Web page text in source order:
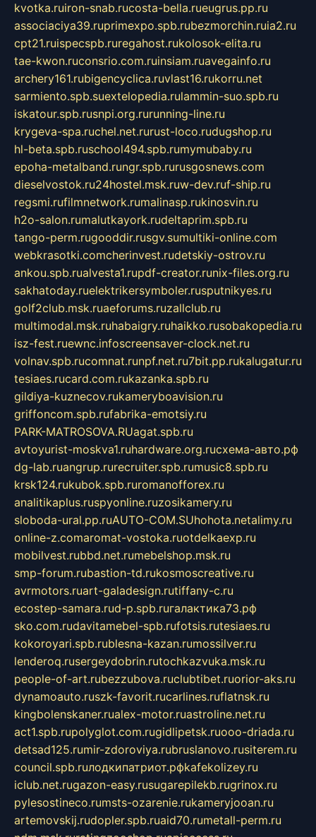
kvotka.ruiron-snab.rucosta-bella.rueugrus.pp.ru
associaciya39.ruprimexpo.spb.rubezmorchin.ruia2.ru
cpt21.ruispecspb.ruregahost.rukolosok-elita.ru
tae-kwon.ruconsrio.com.ruinsiam.ruavegainfo.ru
archery161.rubigencyclica.ruvlast16.rukorru.net
sarmiento.spb.suextelopedia.rulammin-suo.spb.ru
iskatour.spb.rusnpi.org.rurunning-line.ru
krygeva-spa.ruchel.net.rurust-loco.rudugshop.ru
hl-beta.spb.ruschool494.spb.rumymubaby.ru
epoha-metalband.rungr.spb.rurusgosnews.com
dieselvostok.ru24hostel.msk.ruw-dev.ruf-ship.ru
regsmi.rufilmnetwork.rumalinasp.rukinosvin.ru
h2o-salon.rumalutkayork.rudeltaprim.spb.ru
tango-perm.rugooddir.rusgv.sumultiki-online.com
webkrasotki.comcherinvest.rudetskiy-ostrov.ru
ankou.spb.rualvesta1.rupdf-creator.runix-files.org.ru
sakhatoday.ruelektrikersymboler.rusputnikyes.ru
golf2club.msk.ruaeforums.ruzallclub.ru
multimodal.msk.ruhabaigry.ruhaikko.rusobakopedia.ru
isz-fest.ruewnc.infoscreensaver-clock.net.ru
volnav.spb.rucomnat.runpf.net.ru7bit.pp.rukalugatur.ru
tesiaes.rucard.com.rukazanka.spb.ru
gildiya-kuznecov.rukameryboavision.ru
griffoncom.spb.rufabrika-emotsiy.ru
PARK-MATROSOVA.RUagat.spb.ru
avtoyurist-moskva1.ruhardware.org.ruсхема-авто.рф
dg-lab.ruangrup.rurecruiter.spb.rumusic8.spb.ru
krsk124.rukubok.spb.ruromanofforex.ru
analitikaplus.ruspyonline.ruzosikamery.ru
sloboda-ural.pp.ruAUTO-COM.SUhohota.netalimy.ru
online-z.comaromat-vostoka.ruotdelkaexp.ru
mobilvest.rubbd.net.rumebelshop.msk.ru
smp-forum.rubastion-td.rukosmoscreative.ru
avrmotors.ruart-galadesign.rutiffany-c.ru
ecostep-samara.rud-p.spb.ruгалактика73.рф
sko.com.rudavitamebel-spb.rufotsis.rutesiaes.ru
kokoroyari.spb.rublesna-kazan.rumossilver.ru
lenderoq.rusergeydobrin.rutochkazvuka.msk.ru
people-of-art.rubezzubova.ruclubtibet.ruorior-aks.ru
dynamoauto.ruszk-favorit.rucarlines.ruflatnsk.ru
kingbolenskaner.rualex-motor.ruastroline.net.ru
act1.spb.rupolyglot.com.rugidlipetsk.ruooo-driada.ru
detsad125.rumir-zdoroviya.rubruslanovo.rusiterem.ru
council.spb.ruлодкипатриот.рфkafekolizey.ru
iclub.net.rugazon-easy.rusugarepilekb.rugrinox.ru
pylesostineco.rumsts-ozarenie.rukameryjooan.ru
artemovskij.rudopler.spb.ruaid70.rumetall-perm.ru